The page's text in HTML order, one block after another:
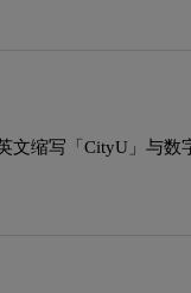
缩写「CityU」与